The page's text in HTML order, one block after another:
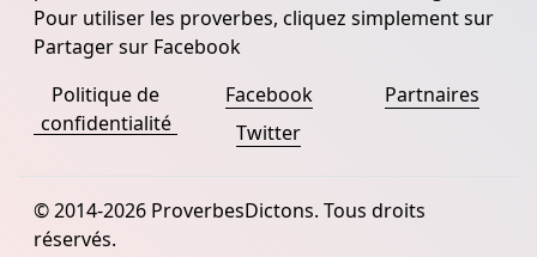
Pour utiliser les proverbes, cliquez simplement sur
Partager sur Facebook
Politique de
confidentialité
Facebook
Twitter
Partnaires
© 2014-2026 ProverbesDictons. Tous droits
réservés.